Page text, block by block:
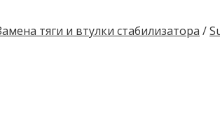
тяги и втулки стабилизатора /